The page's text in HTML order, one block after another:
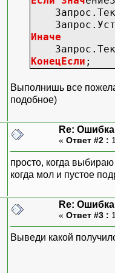
Иначе
КонецЕсли ;
Выполнишь все
подобное)
Re:
« Ответ #2 :
просто, когда
когда мол и пустое
Re:
« Ответ #3 :
Выведи какой